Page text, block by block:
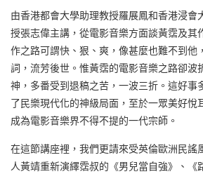
由香港都會大學助理教授羅展鳳和香港浸會
授張志偉主講，從電影音樂方面談黃霑及其
作之路可謂快、狠、爽，像甚麼也難不到他
詞，流芳後世。惟黃霑的電影音樂之路卻波
神，多番受到退稿之苦，一波三折。這好事
了民樂現代化的神級局面，至於一眾美好悅
成為電影音樂界不得不提的一代宗師。
在這節講座裡，我們更請來受英倫歐洲民謠
人黃靖重新演繹霑叔的《男兒當自強》、《